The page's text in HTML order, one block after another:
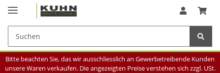
Bitte beachten Sie, das wir ausschliesslich an Gewerbetreibende Kunden
unsere Waren verkaufen. Die angezeigten Preise verstehen sich zzgl. USt.